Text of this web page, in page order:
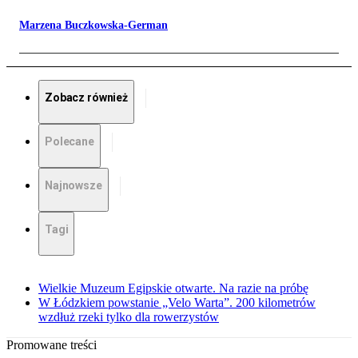
Marzena Buczkowska-German
Zobacz również
Polecane
Najnowsze
Tagi
Wielkie Muzeum Egipskie otwarte. Na razie na próbę
W Łódzkiem powstanie „Velo Warta”. 200 kilometrów
wzdłuż rzeki tylko dla rowerzystów
Promowane treści